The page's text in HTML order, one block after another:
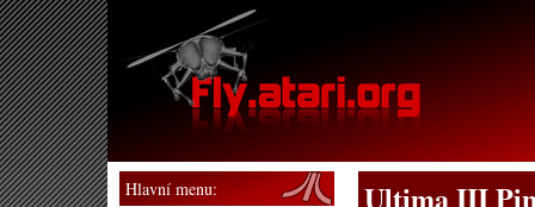
Ultima III
Hlavní menu: